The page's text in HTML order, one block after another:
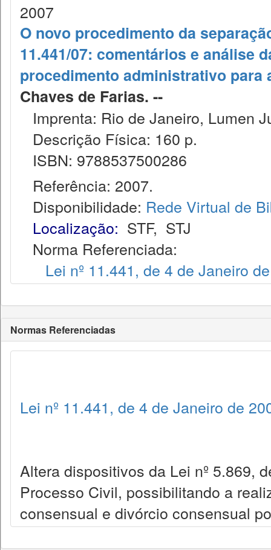
2007
O novo procedimento da
11.441/07: comentários e análise
procedimento administrativo para
Chaves de Farias. --
Imprenta: Rio de Janeiro, Lumen
Descrição Física: 160 p.
ISBN: 9788537500286
Referência: 2007.
Disponibilidade: Rede Virtual de
Localização: STF, STJ
Norma Referenciada:
Lei nº 11.441, de 4 de Janeiro
Normas Referenciadas
Lei nº 11.441, de 4 de Janeiro de
Altera dispositivos da Lei nº 5.869,
Processo Civil, possibilitando a
consensual e divórcio consensual